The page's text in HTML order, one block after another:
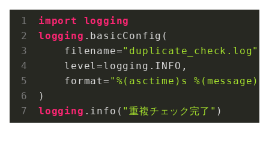
import
logging
logging .basicConfig (
    filename=
"duplicate_check.log"
    level=logging.INFO,
    format=
"%(asctime)s
logging .info ( "重複チェック完了" )